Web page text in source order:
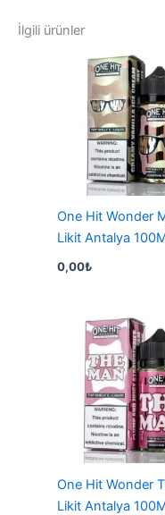
İlgili ürünler
One Hit Wonder
Likit Antalya
0,00₺
One Hit Wonder
Likit Antalya